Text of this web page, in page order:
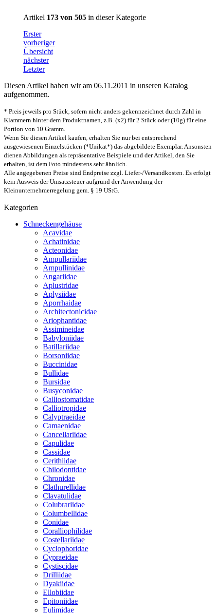
Artikel 173 von 505 in dieser Kategorie
Erster
vorheriger
Übersicht
nächster
Letzter
Diesen Artikel haben wir am 06.11.2011 in unseren Katalog
aufgenommen.
* Preis jeweils pro Stück, sofern nicht anders gekennzeichnet durch Zahl in
Klammern hinter dem Produktnamen, z.B. (x2) für 2 Stück oder (10g) für eine
Portion von 10 Gramm.
Wenn Sie diesen Artikel kaufen, erhalten Sie nur bei entsprechend
ausgewiesenen Einzelstücken (*Unikat*) das abgebildete Exemplar. Ansonsten
dienen Abbildungen als repräsentative Beispiele und der Artikel, den Sie
erhalten, ist dem Foto mindestens sehr ähnlich.
Alle angegebenen Preise sind Endpreise zzgl. Liefer-/Versandkosten. Es erfolgt
kein Ausweis der Umsatzsteuer aufgrund der Anwendung der
Kleinunternehmerregelung gem. § 19 UStG.
Kategorien
Schneckengehäuse
Acavidae
Achatinidae
Acteonidae
Ampullariidae
Ampullinidae
Angariidae
Aplustridae
Aplysiidae
Aporrhaidae
Architectonicidae
Ariophantidae
Assimineidae
Babyloniidae
Batillariidae
Borsoniidae
Buccinidae
Bullidae
Bursidae
Busyconidae
Calliostomatidae
Calliotropidae
Calyptraeidae
Camaenidae
Cancellariidae
Capulidae
Cassidae
Cerithiidae
Chilodontidae
Chronidae
Clathurellidae
Clavatulidae
Colubrariidae
Columbellidae
Conidae
Coralliophilidae
Costellariidae
Cyclophoridae
Cypraeidae
Cystiscidae
Drilliidae
Dyakiidae
Ellobiidae
Epitoniidae
Eulimidae